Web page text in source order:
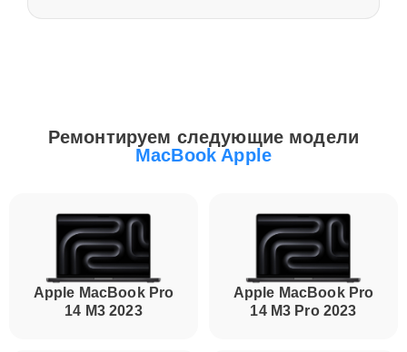
Ремонтируем следующие модели
MacBook Apple
Apple MacBook Pro
14 M3 2023
Apple MacBook Pro
14 M3 Pro 2023